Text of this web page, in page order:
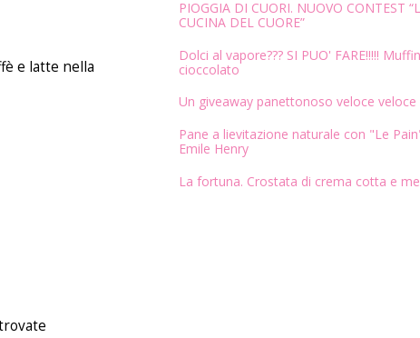
e latte nella
PIOGGIA DI CUORI. NUOVO CONTEST
CUCINA DEL CUORE”
Dolci al vapore??? SI PUO' FARE!!!!!
cioccolato
Un giveaway panettonoso veloce veloce
Pane a lievitazione naturale con "Le
Emile Henry
La fortuna. Crostata di crema cotta e